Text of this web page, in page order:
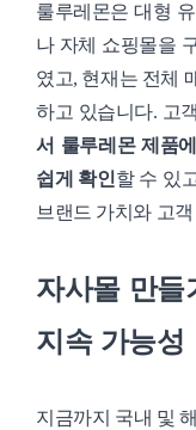
룰루레몬은 대형
나 자체 쇼핑몰을
였고, 현재는 전체
하고 있습니다. 고
서 룰루레몬 제품
쉽게 확인할 수 있
브랜드 가치와 고
자사몰 만들
지속 가능성
지금까지 국내 및